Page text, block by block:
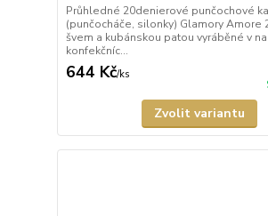
Průhledné 20denierové punčochové
(punčocháče, silonky) Glamory Amore
švem a kubánskou patou vyráběné v
konfekčníc...
644 Kč/ks
Zvolit variantu